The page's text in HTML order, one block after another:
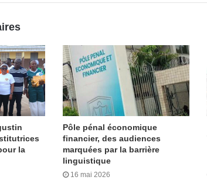
la
Pôle pénal économique
financier, des audiences
marquées par la barrière
linguistique
16 mai 2026